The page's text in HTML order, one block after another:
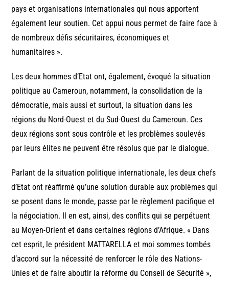
pays et organisations internationales qui nous apportent
également leur soutien. Cet appui nous permet de faire face à
de nombreux défis sécuritaires, économiques et
humanitaires ».
Les deux hommes d’Etat ont, également, évoqué la situation
politique au Cameroun, notamment, la consolidation de la
démocratie, mais aussi et surtout, la situation dans les
régions du Nord-Ouest et du Sud-Ouest du Cameroun. Ces
deux régions sont sous contrôle et les problèmes soulevés
par leurs élites ne peuvent être résolus que par le dialogue.
Parlant de la situation politique internationale, les deux chefs
d’Etat ont réaffirmé qu’une solution durable aux problèmes qui
se posent dans le monde, passe par le règlement pacifique et
la négociation. Il en est, ainsi, des conflits qui se perpétuent
au Moyen-Orient et dans certaines régions d’Afrique. « Dans
cet esprit, le président MATTARELLA et moi sommes tombés
d’accord sur la nécessité de renforcer le rôle des Nations-
Unies et de faire aboutir la réforme du Conseil de Sécurité »,